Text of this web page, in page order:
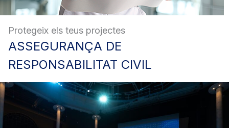
Protegeix els teus projectes
ASSEGURANÇA DE
RESPONSABILITAT CIVIL